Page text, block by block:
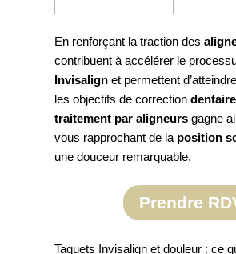
En renforçant la traction des
contribuent à accélérer le
Invisalignet permettent
les objectifs de correction dentaire
traitement par aligneursgagne
vous rapprochant de la position
une douceur remarquable.
Prendre
Taquets Invisalign et douleur : ce